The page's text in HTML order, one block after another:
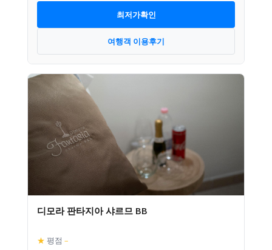
최저가확인
여행객 이용후기
디모라 판타지아 샤르므 BB
★ 평점 –